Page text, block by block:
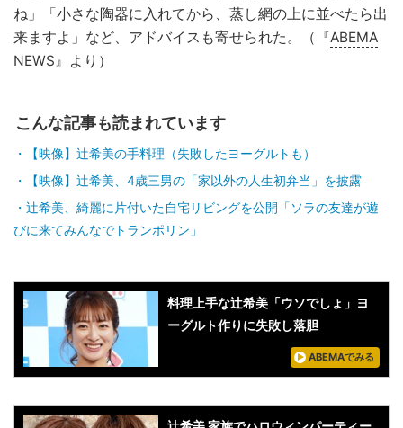
ね」「小さな陶器に入れてから、蒸し網の上に並べたら出
来ますよ」など、アドバイスも寄せられた。（『ABEMA
NEWS』より）
こんな記事も読まれています
【映像】辻希美の手料理（失敗したヨーグルトも）
【映像】辻希美、4歳三男の「家以外の人生初弁当」を披露
辻希美、綺麗に片付いた自宅リビングを公開「ソラの友達が遊
びに来てみんなでトランポリン」
料理上手な辻󠄀希美「ウソでしょ」ヨ
ーグルト作りに失敗し落胆
ABEMAでみる